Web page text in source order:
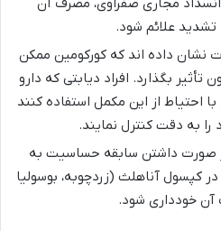
مجاری صفراوی، مصرف آن
علائم شود.
نشان داده اند که کورکومین ممکن
بگذارد. افراد دیابتی که دارو
احتیاط از این مکمل استفاده کنند
به دقت کنترل نمایند.
صورت داشتن سابقه حساسیت به
کپسول آناهلث (زردچوبه، بوسولیا
آن خودداری شود.